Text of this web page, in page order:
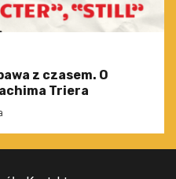
z czasem. O
Triera